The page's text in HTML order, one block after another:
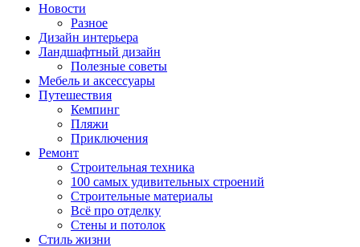
Новости
Разное
Дизайн интерьера
Ландшафтный дизайн
Полезные советы
Мебель и аксессуары
Путешествия
Кемпинг
Пляжи
Приключения
Ремонт
Строительная техника
100 самых удивительных строений
Строительные материалы
Всё про отделку
Стены и потолок
Стиль жизни